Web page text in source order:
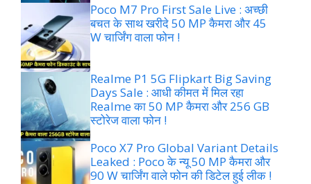
Poco M7 Pro First Sale Live : अच्छी
बचत के साथ खरीदे 50 MP कैमरा और 45
W चार्जिंग वाला फोन !
Realme P1 5G Flipkart Big Saving
Days Sale : आधी कीमत में मिल रहा
Realme का 50 MP कैमरा और 256 GB
स्टोरेज वाला फोन !
Poco X7 Pro Global Variant Details
Leaked : Poco के न्यू 50 MP कैमरा और
90 W चार्जिंग वाले फोन की डिटेल हुई लीक !